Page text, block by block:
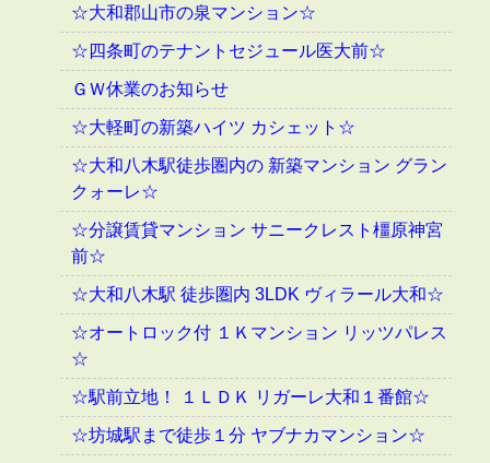
☆大和郡山市の泉マンション☆
☆四条町のテナントセジュール医大前☆
ＧＷ休業のお知らせ
☆大軽町の新築ハイツ カシェット☆
☆大和八木駅徒歩圏内の 新築マンション グラン
クォーレ☆
☆分譲賃貸マンション サニークレスト橿原神宮
前☆
☆大和八木駅 徒歩圏内 3LDK ヴィラール大和☆
☆オートロック付 １Ｋマンション リッツパレス
☆
☆駅前立地！ １ＬＤＫ リガーレ大和１番館☆
☆坊城駅まで徒歩１分 ヤブナカマンション☆